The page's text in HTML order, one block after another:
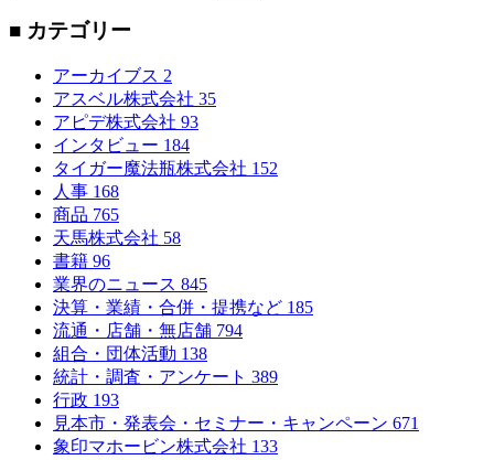
■ カテゴリー
アーカイブス 2
アスベル株式会社 35
アピデ株式会社 93
インタビュー 184
タイガー魔法瓶株式会社 152
人事 168
商品 765
天馬株式会社 58
書籍 96
業界のニュース 845
決算・業績・合併・提携など 185
流通・店舗・無店舗 794
組合・団体活動 138
統計・調査・アンケート 389
行政 193
見本市・発表会・セミナー・キャンペーン 671
象印マホービン株式会社 133